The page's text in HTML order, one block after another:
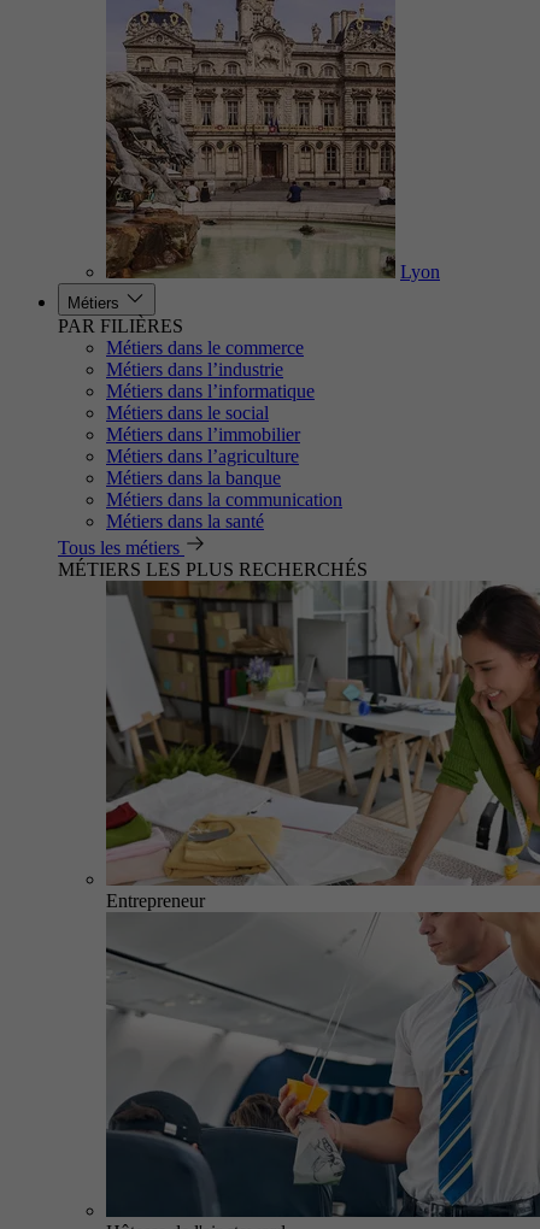
Lyon
Métiers
PAR FILIÈRES
Métiers dans le commerce
Métiers dans l’industrie
Métiers dans l’informatique
Métiers dans le social
Métiers dans l’immobilier
Métiers dans l’agriculture
Métiers dans la banque
Métiers dans la communication
Métiers dans la santé
Tous les métiers
MÉTIERS LES PLUS RECHERCHÉS
Entrepreneur